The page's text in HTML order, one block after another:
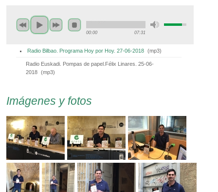
00:00 07:31
Radio Bilbao. Programa Hoy por Hoy. 27-06-2018 (mp3)
Radio Euskadi. Pompas de papel.Félix Linares. 25-06-
2018 (mp3)
Imágenes y fotos